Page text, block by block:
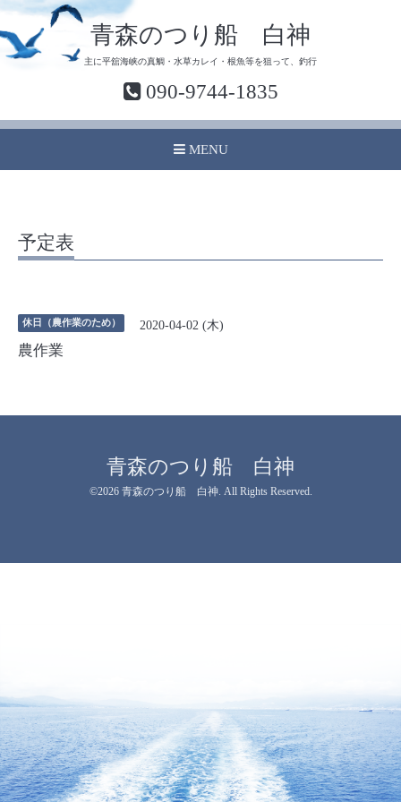
青森のつり船 白神
主に平舘海峡の真鯛・水草カレイ・根魚等を狙って、釣行
090-9744-1835
MENU
予定表
休日（農作業のため） 2020-04-02 (木)
農作業
青森のつり船 白神
©2026 青森のつり船 白神. All Rights Reserved.